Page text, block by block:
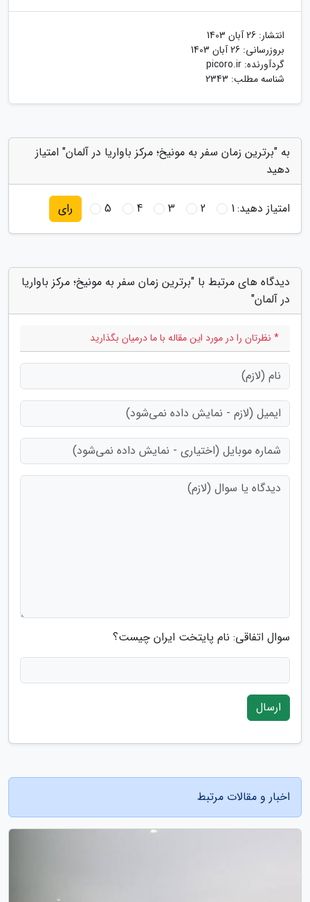
انتشار: 26 آبان 1403
بروزرسانی: 26 آبان 1403
گردآورنده: picoro.ir
شناسه مطلب: 2343
به "برترین زمان سفر به مونیخ؛ مرکز باواریا در آلمان" امتیاز
دهید
امتیاز دهید:1
2
3
4
5 رای
دیدگاه های مرتبط با "برترین زمان سفر به مونیخ؛ مرکز باواریا
در آلمان"
* نظرتان را در مورد این مقاله با ما درمیان بگذارید
سوال اتفاقی: نام پایتخت ایران چیست؟
ارسال
اخبار و مقالات مرتبط